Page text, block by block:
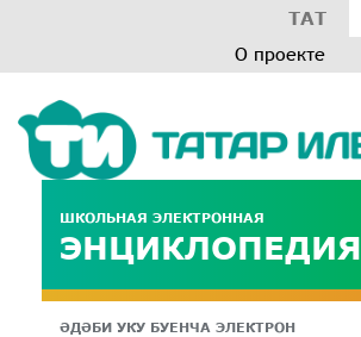
ТАТ
О проекте
ШКОЛЬНАЯ ЭЛЕКТРОННАЯ
ЭНЦИКЛОПЕДИЯ
ӘДӘБИ УКУ БУЕНЧА ЭЛЕКТРОН